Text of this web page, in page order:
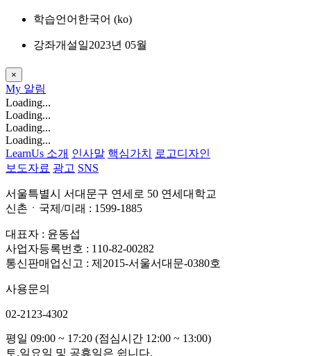
학습언어 한국어 ‎(ko)‎
강좌개설일2023년 05월
×
My 알림
Loading...
Loading...
Loading...
Loading...
LearnUs 소개 인사말 핵심가치
로고디자인
보도자료 광고 SNS
서울특별시 서대문구 연세로 50 연세대학교
신촌ㆍ국제/미래 : 1599-1885
대표자 : 윤동섭
사업자등록번호 : 110-82-00282
통신판매업신고 : 제2015-서울서대문-0380호
사용문의
02-2123-4302
평일 09:00 ~ 17:20 (점심시간 12:00 ~ 13:00)
토,일요일 및 공휴일은 쉽니다.